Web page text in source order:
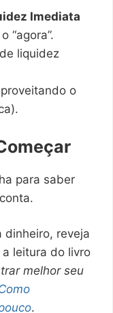
Imediata
“agora”.
de liquidez
o
para saber
dinheiro, reveja
leitura do livro
melhor seu
.